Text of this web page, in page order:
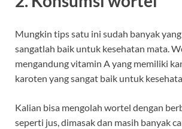
Mungkin tips satu ini sudah banyak
sangatlah baik untuk kesehatan mata.
mengandung vitamin A yang memiliki
karoten yang sangat baik untuk
Kalian bisa mengolah wortel dengan
seperti jus, dimasak dan masih banyak